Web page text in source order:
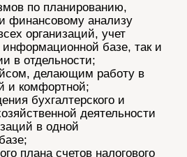
по планированию,
финансовому анализу
организаций, учет
информационной базе, так и
в отдельности;
делающим работу в
и комфортной;
бухгалтерского и
деятельности
в одной
плана счетов налогового